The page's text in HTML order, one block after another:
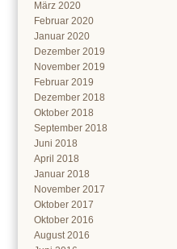
März 2020
Februar 2020
Januar 2020
Dezember 2019
November 2019
Februar 2019
Dezember 2018
Oktober 2018
September 2018
Juni 2018
April 2018
Januar 2018
November 2017
Oktober 2017
Oktober 2016
August 2016